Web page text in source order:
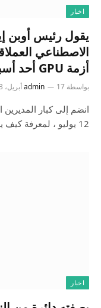
اخبار
يقول رئيس أوبن
الاصطناعي
أزمة GPU أحد أسباب ذلك
بواسطة admin 17 أبريل، 2023
12 يوليو ، لمعرفة كيف يدمج القادة استثمارات الذكاء…
اخبار